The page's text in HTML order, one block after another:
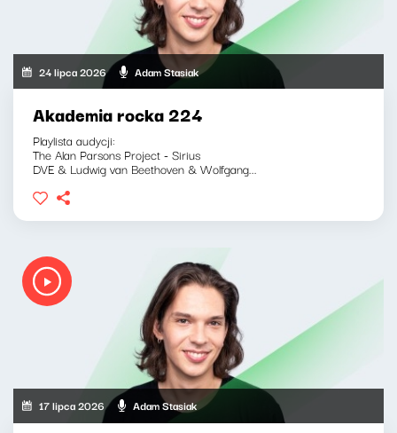
24 lipca 2026 Adam Stasiak
Akademia rocka 224
Playlista audycji:
The Alan Parsons Project - Sirius
DVE & Ludwig van Beethoven & Wolfgang...
17 lipca 2026 Adam Stasiak